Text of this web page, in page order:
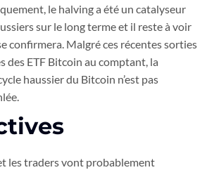
le halving a été un catalyseur
sur le long terme et il reste à voir
confirmera. Malgré ces récentes sorties
des ETF Bitcoin au comptant, la
haussier du Bitcoin n’est pas
les traders vont probablement